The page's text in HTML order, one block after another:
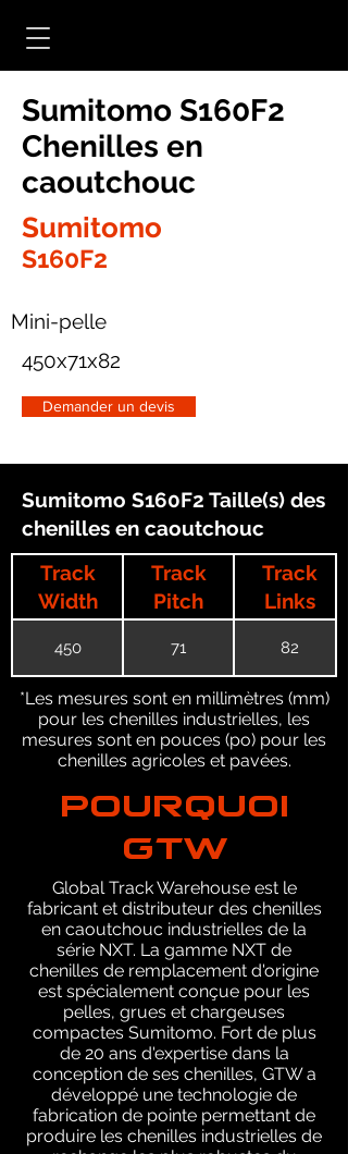
Sumitomo S160F2
Chenilles en
caoutchouc
Sumitomo
S160F2
Mini-pelle
450x71x82
Demander un devis
Sumitomo S160F2 Taille(s) des
chenilles en caoutchouc
Track
Width
Track
Pitch
Track
Links
450 71 82
*Les mesures sont en millimètres (mm)
pour les chenilles industrielles, les
mesures sont en pouces (po) pour les
chenilles agricoles et pavées.
POURQUOI
GTW
Global Track Warehouse est le
fabricant et distributeur des chenilles
en caoutchouc industrielles de la
série NXT. La gamme NXT de
chenilles de remplacement d'origine
est spécialement conçue pour les
pelles, grues et chargeuses
compactes Sumitomo. Fort de plus
de 20 ans d'expertise dans la
conception de ses chenilles, GTW a
développé une technologie de
fabrication de pointe permettant de
produire les chenilles industrielles de